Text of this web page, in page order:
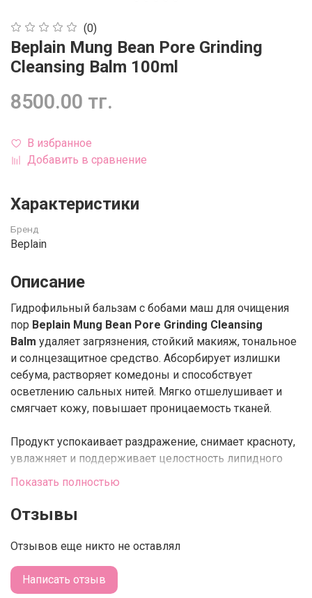
(0)
Beplain Mung Bean Pore Grinding
Cleansing Balm 100ml
8500.00 тг.
В избранное
Добавить в сравнение
Характеристики
Бренд
Beplain
Описание
Гидрофильный бальзам с бобами маш для очищения
пор Beplain Mung Bean Pore Grinding Cleansing
Balm удаляет загрязнения, стойкий макияж, тональное
и солнцезащитное средство. Абсорбирует излишки
себума, растворяет комедоны и способствует
осветлению сальных нитей. Мягко отшелушивает и
смягчает кожу, повышает проницаемость тканей.
Продукт успокаивает раздражение, снимает красноту,
увлажняет и поддерживает целостность липидного
барьера. Не провоцирует сухости и стянутости после
дозированно извлекать средство.
Основные действующие компоненты:
Показать полностью
Отзывы
Отзывов еще никто не оставлял
Написать отзыв